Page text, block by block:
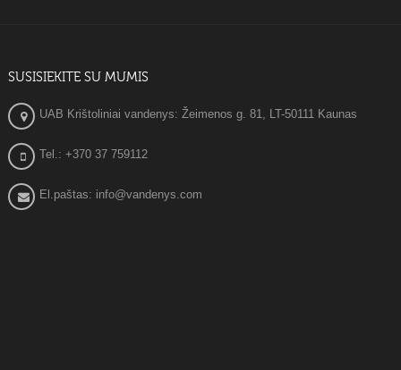
SUSISIEKITE SU MUMIS
UAB Krištoliniai vandenys: Žeimenos g. 81, LT-50111 Kaunas
Tel.: +370 37 759112
El.paštas: info@vandenys.com